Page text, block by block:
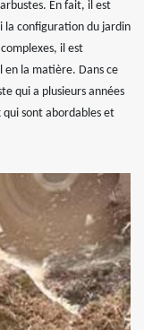
En fait, il est
la configuration du jardin
il est
en la matière. Dans ce
qui a plusieurs années
sont abordables et